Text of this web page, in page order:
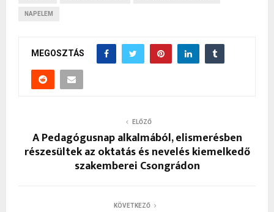
NAPELEM
MEGOSZTÁS
ELŐZŐ
A Pedagógusnap alkalmából, elismerésben
részesültek az oktatás és nevelés kiemelkedő
szakemberei Csongrádon
KÖVETKEZŐ